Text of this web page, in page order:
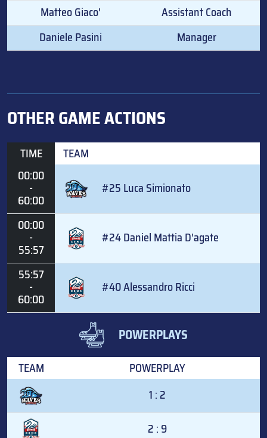
Matteo Giaco'
Assistant Coach
Daniele Pasini
Manager
OTHER GAME ACTIONS
TIME
TEAM
00:00
-
60:00
#25 Luca Simionato
00:00
-
55:57
#24 Daniel Mattia D'agate
55:57
-
60:00
#40 Alessandro Ricci
POWERPLAYS
TEAM
POWERPLAY
1 : 2
2 : 9